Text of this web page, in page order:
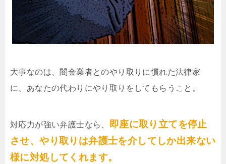
大事なのは、闇金業者とのやり取りに慣れた法律家
に、あなたの代わりにやり取りをしてもらうこと。
対応力が強い弁護士なら、 即座に取り立てを停止
させ、やり取りは弁護士を介してしか出来ない
様に対処してくれます。